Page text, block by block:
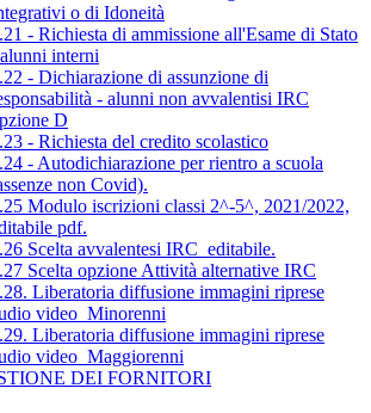
o di Idoneità
- Richiesta di ammissione all'Esame di Stato
interni
- Dichiarazione di assunzione di
- alunni non avvalentisi IRC
D
- Richiesta del credito scolastico
- Autodichiarazione per rientro a scuola
non Covid).
Modulo iscrizioni classi 2^-5^, 2021/2022,
pdf.
Scelta avvalentesi IRC_editabile.
Scelta opzione Attività alternative IRC
Liberatoria diffusione immagini riprese
video_Minorenni
Liberatoria diffusione immagini riprese
video_Maggiorenni
DEI FORNITORI